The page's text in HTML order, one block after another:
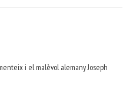
i el malèvol alemany Joseph